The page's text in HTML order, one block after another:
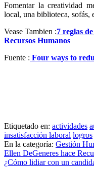
Fomentar la creatividad
local, una biblioteca, sofás,
Vease Tambien :7 reglas
Recursos Humanos
Fuente : Four ways to
Etiquetado en: actividades
insatisfacción laboral logros
En la categoría: Gestión
Navegación
de
Ellen DeGeneres hace
¿Cómo lidiar con un